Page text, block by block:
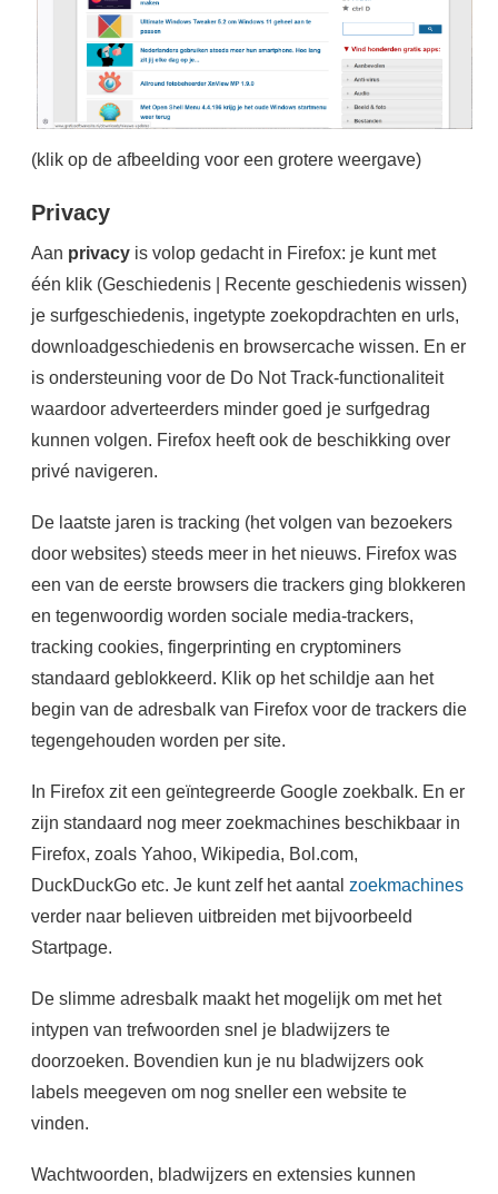
(klik op de afbeelding voor een grotere weergave)
Privacy
Aan privacyis volop gedacht in Firefox: je kunt met
één klik (Geschiedenis | Recente geschiedenis wissen)
je surfgeschiedenis, ingetypte zoekopdrachten en urls,
downloadgeschiedenis en browsercache wissen. En er
is ondersteuning voor de Do Not Track-functionaliteit
waardoor adverteerders minder goed je surfgedrag
kunnen volgen. Firefox heeft ook de beschikking over
privé navigeren.
De laatste jaren is tracking (het volgen van bezoekers
door websites) steeds meer in het nieuws. Firefox was
een van de eerste browsers die trackers ging blokkeren
en tegenwoordig worden sociale media-trackers,
tracking cookies, fingerprinting en cryptominers
standaard geblokkeerd. Klik op het schildje aan het
begin van de adresbalk van Firefox voor de trackers die
tegengehouden worden per site.
In Firefox zit een geïntegreerde Google zoekbalk. En er
zijn standaard nog meer zoekmachines beschikbaar in
Firefox, zoals Yahoo, Wikipedia, Bol.com,
DuckDuckGo etc. Je kunt zelf het aantal zoekmachines
verder naar believen uitbreiden met bijvoorbeeld
Startpage.
De slimme adresbalk maakt het mogelijk om met het
intypen van trefwoorden snel je bladwijzers te
doorzoeken. Bovendien kun je nu bladwijzers ook
labels meegeven om nog sneller een website te
vinden.
Wachtwoorden, bladwijzers en extensies kunnen